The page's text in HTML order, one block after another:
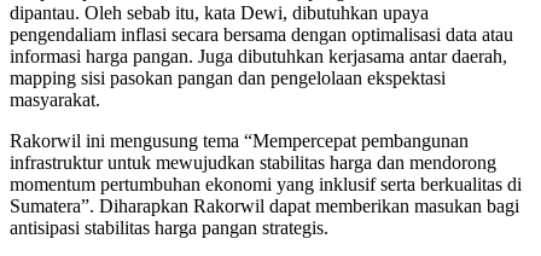
dipantau. Oleh sebab itu, kata Dewi, dibutuhkan upaya
pengendaliam inflasi secara bersama dengan optimalisasi data atau
informasi harga pangan. Juga dibutuhkan kerjasama antar daerah,
mapping sisi pasokan pangan dan pengelolaan ekspektasi
masyarakat.
Rakorwil ini mengusung tema “Mempercepat pembangunan
infrastruktur untuk mewujudkan stabilitas harga dan mendorong
momentum pertumbuhan ekonomi yang inklusif serta berkualitas di
Sumatera”. Diharapkan Rakorwil dapat memberikan masukan bagi
antisipasi stabilitas harga pangan strategis.